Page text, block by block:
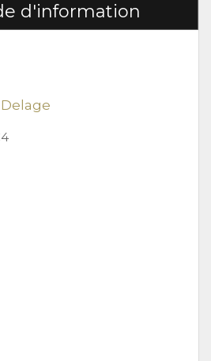
d'information